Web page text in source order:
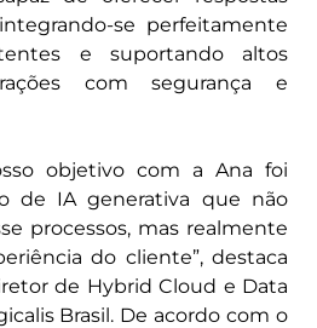
se perfeitamente
e suportando altos
com segurança e
objetivo com a Ana foi
de IA generativa que não
processos, mas realmente
do cliente”, destaca
de Hybrid Cloud e Data
Brasil. De acordo com o